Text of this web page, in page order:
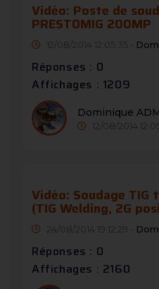
Vidéo: Poste de
PRESTOMIG 200MP
12/08/2014 12:05:35 -
Réponses : 0
Affichages : 1209
Dominique
12/08/2014
Vidéo: Soudage TIG
(TIG Welding, 2G
24/08/2014 19:12:29 -
Réponses : 0
Affichages : 2160